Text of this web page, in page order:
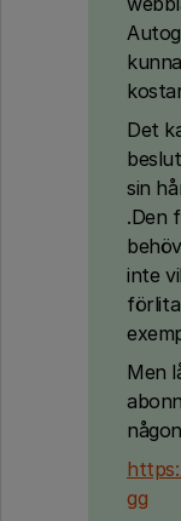
Det
sin
.Den
inte
Men
gg